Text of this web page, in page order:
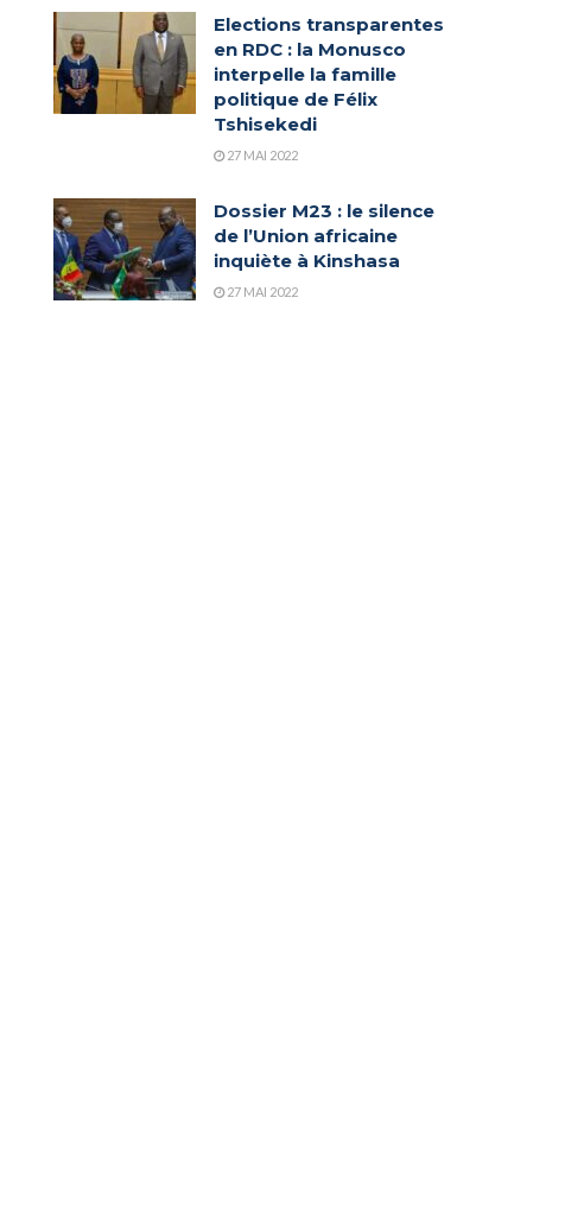
Elections transparentes
en RDC : la Monusco
interpelle la famille
politique de Félix
Tshisekedi
27 MAI 2022
Dossier M23 : le silence
de l’Union africaine
inquiète à Kinshasa
27 MAI 2022